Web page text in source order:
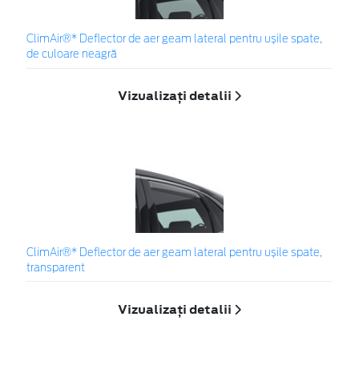
ClimAir®* Deflector de aer geam lateral pentru ușile spate,
de culoare neagră
Vizualizați detalii
ClimAir®* Deflector de aer geam lateral pentru ușile spate,
transparent
Vizualizați detalii